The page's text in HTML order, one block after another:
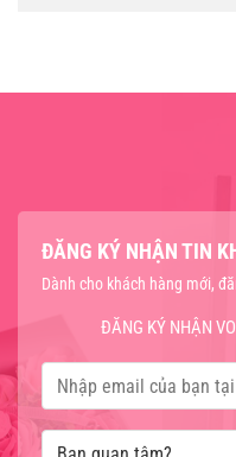
ĐĂNG KÝ NHẬN TIN
Dành cho khách hàng mới,
ĐĂNG KÝ NHẬN